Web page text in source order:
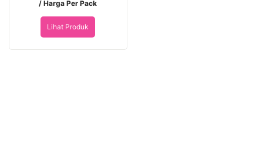
/ Harga Per Pack
Lihat Produk